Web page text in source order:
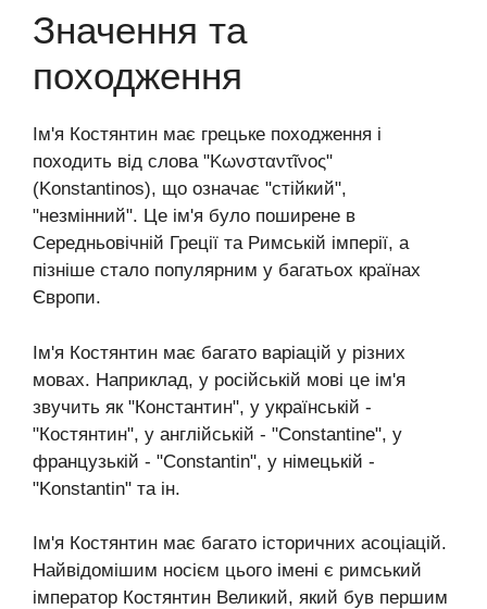
Значення та
походження
Ім'я Костянтин має грецьке походження і
походить від слова "Κωνσταντῖνος"
(Konstantinos), що означає "стійкий",
"незмінний". Це ім'я було поширене в
Середньовічній Греції та Римській імперії, а
пізніше стало популярним у багатьох країнах
Європи.
Ім'я Костянтин має багато варіацій у різних
мовах. Наприклад, у російській мові це ім'я
звучить як "Константин", у українській -
"Костянтин", у англійській - "Constantine", у
французькій - "Constantin", у німецькій -
"Konstantin" та ін.
Ім'я Костянтин має багато історичних асоціацій.
Найвідомішим носієм цього імені є римський
імператор Костянтин Великий, який був першим